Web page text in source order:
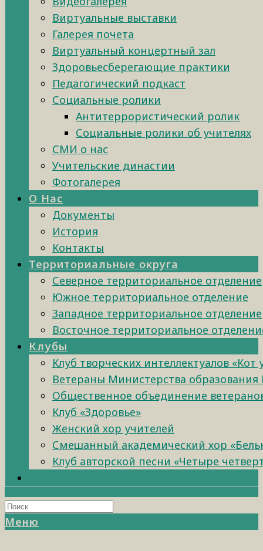
Виртуальные выставки
Галерея почета
Виртуальный концертный зал
Здоровьесберегающие практики
Педагогический подкаст
Социальные ролики
Антитеррористический ролик
Социальные ролики об учителях
СМИ о нас
Учительские династии
Фотогалерея
О Нас
Документы
История
Контакты
Территориальные округа
Северное территориальное отделение
Южное территориальное отделение
Западное территориальное отделение
Восточное территориальное
Клубы
Клуб творческих интеллектуалов «Кот
Ветераны Министерства образования
Общественное объединение
Клуб «Здоровье»
Женский хор учителей
Смешанный академический хор
Клуб авторской песни «Четыре
Меню